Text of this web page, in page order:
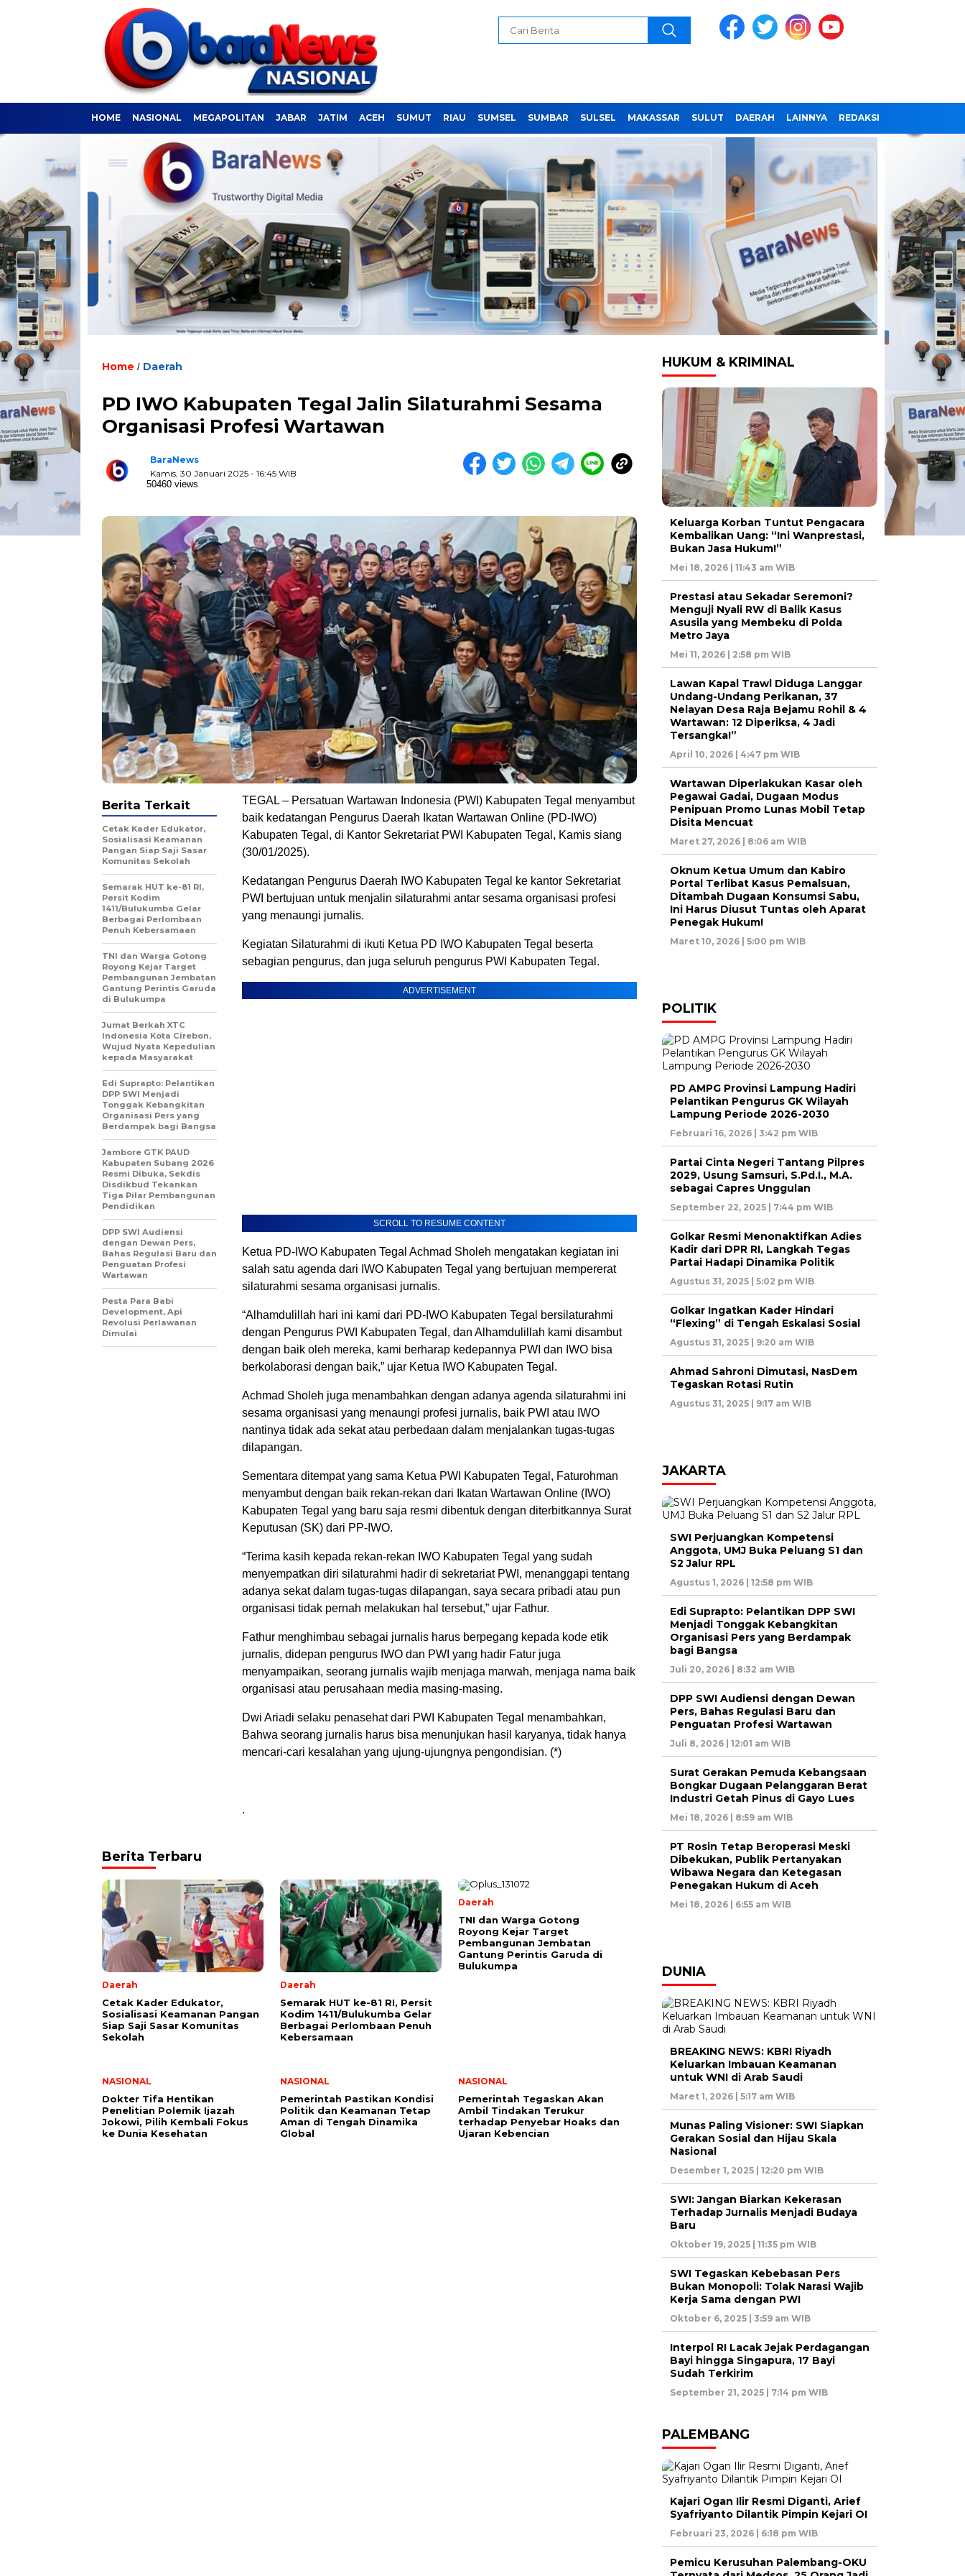
HOME NASIONAL MEGAPOLITAN JABAR JATIM ACEH SUMUT RIAU SUMSEL SUMBAR SULSEL MAKASSAR SULUT DAERAH LAINNYA REDAKSI
Home / Daerah
PD IWO Kabupaten Tegal Jalin Silaturahmi Sesama
Organisasi Profesi Wartawan
BaraNews
Kamis, 30 Januari 2025 - 16:45 WIB
50460 views
TEGAL – Persatuan Wartawan Indonesia (PWI) Kabupaten Tegal menyambut
baik kedatangan Pengurus Daerah Ikatan Wartawan Online (PD-IWO)
Kabupaten Tegal, di Kantor Sekretariat PWI Kabupaten Tegal, Kamis siang
(30/01/2025).
Kedatangan Pengurus Daerah IWO Kabupaten Tegal ke kantor Sekretariat
PWI bertujuan untuk menjalin silaturahmi antar sesama organisasi profesi
yang menaungi jurnalis.
Kegiatan Silaturahmi di ikuti Ketua PD IWO Kabupaten Tegal beserta
sebagian pengurus, dan juga seluruh pengurus PWI Kabupaten Tegal.
ADVERTISEMENT
SCROLL TO RESUME CONTENT
Ketua PD-IWO Kabupaten Tegal Achmad Sholeh mengatakan kegiatan ini
salah satu agenda dari IWO Kabupaten Tegal yang bertujuan mempererat
silaturahmi sesama organisasi jurnalis.
“Alhamdulillah hari ini kami dari PD-IWO Kabupaten Tegal bersilaturahmi
dengan Pengurus PWI Kabupaten Tegal, dan Alhamdulillah kami disambut
dengan baik oleh mereka, kami berharap kedepannya PWI dan IWO bisa
berkolaborasi dengan baik,” ujar Ketua IWO Kabupaten Tegal.
Achmad Sholeh juga menambahkan dengan adanya agenda silaturahmi ini
sesama organisasi yang menaungi profesi jurnalis, baik PWI atau IWO
nantinya tidak ada sekat atau perbedaan dalam menjalankan tugas-tugas
dilapangan.
Sementara ditempat yang sama Ketua PWI Kabupaten Tegal, Faturohman
menyambut dengan baik rekan-rekan dari Ikatan Wartawan Online (IWO)
Kabupaten Tegal yang baru saja resmi dibentuk dengan diterbitkannya Surat
Keputusan (SK) dari PP-IWO.
“Terima kasih kepada rekan-rekan IWO Kabupaten Tegal yang sudah
menyempatkan diri silaturahmi hadir di sekretariat PWI, menanggapi tentang
adanya sekat dalam tugas-tugas dilapangan, saya secara pribadi atau pun
organisasi tidak pernah melakukan hal tersebut,” ujar Fathur.
Fathur menghimbau sebagai jurnalis harus berpegang kepada kode etik
jurnalis, didepan pengurus IWO dan PWI yang hadir Fatur juga
menyampaikan, seorang jurnalis wajib menjaga marwah, menjaga nama baik
organisasi atau perusahaan media masing-masing.
Dwi Ariadi selaku penasehat dari PWI Kabupaten Tegal menambahkan,
Bahwa seorang jurnalis harus bisa menunjukan hasil karyanya, tidak hanya
mencari-cari kesalahan yang ujung-ujungnya pengondisian. (*)
.
Berita Terkait
Cetak Kader Edukator,
Sosialisasi Keamanan
Pangan Siap Saji Sasar
Komunitas Sekolah
Semarak HUT ke-81 RI,
Persit Kodim
1411/Bulukumba Gelar
Berbagai Perlombaan
Penuh Kebersamaan
TNI dan Warga Gotong
Royong Kejar Target
Pembangunan Jembatan
Gantung Perintis Garuda
di Bulukumpa
Jumat Berkah XTC
Indonesia Kota Cirebon,
Wujud Nyata Kepedulian
kepada Masyarakat
Edi Suprapto: Pelantikan
DPP SWI Menjadi
Tonggak Kebangkitan
Organisasi Pers yang
Berdampak bagi Bangsa
Jambore GTK PAUD
Kabupaten Subang 2026
Resmi Dibuka, Sekdis
Disdikbud Tekankan
Tiga Pilar Pembangunan
Pendidikan
DPP SWI Audiensi
dengan Dewan Pers,
Bahas Regulasi Baru dan
Penguatan Profesi
Wartawan
Pesta Para Babi
Development, Api
Revolusi Perlawanan
Dimulai
Berita Terbaru
Daerah
Cetak Kader Edukator,
Sosialisasi Keamanan Pangan
Siap Saji Sasar Komunitas
Sekolah
Daerah
Semarak HUT ke-81 RI, Persit
Kodim 1411/Bulukumba Gelar
Berbagai Perlombaan Penuh
Kebersamaan
Daerah
TNI dan Warga Gotong
Royong Kejar Target
Pembangunan Jembatan
Gantung Perintis Garuda di
Bulukumpa
NASIONAL
Dokter Tifa Hentikan
Penelitian Polemik Ijazah
Jokowi, Pilih Kembali Fokus
ke Dunia Kesehatan
NASIONAL
Pemerintah Pastikan Kondisi
Politik dan Keamanan Tetap
Aman di Tengah Dinamika
Global
NASIONAL
Pemerintah Tegaskan Akan
Ambil Tindakan Terukur
terhadap Penyebar Hoaks dan
Ujaran Kebencian
HUKUM & KRIMINAL
Keluarga Korban Tuntut Pengacara
Kembalikan Uang: “Ini Wanprestasi,
Bukan Jasa Hukum!”
Mei 18, 2026 | 11:43 am WIB
Prestasi atau Sekadar Seremoni?
Menguji Nyali RW di Balik Kasus
Asusila yang Membeku di Polda
Metro Jaya
Mei 11, 2026 | 2:58 pm WIB
Lawan Kapal Trawl Diduga Langgar
Undang-Undang Perikanan, 37
Nelayan Desa Raja Bejamu Rohil & 4
Wartawan: 12 Diperiksa, 4 Jadi
Tersangka!”
April 10, 2026 | 4:47 pm WIB
Wartawan Diperlakukan Kasar oleh
Pegawai Gadai, Dugaan Modus
Penipuan Promo Lunas Mobil Tetap
Disita Mencuat
Maret 27, 2026 | 8:06 am WIB
Oknum Ketua Umum dan Kabiro
Portal Terlibat Kasus Pemalsuan,
Ditambah Dugaan Konsumsi Sabu,
Ini Harus Diusut Tuntas oleh Aparat
Penegak Hukum!
Maret 10, 2026 | 5:00 pm WIB
POLITIK
PD AMPG Provinsi Lampung Hadiri
Pelantikan Pengurus GK Wilayah
Lampung Periode 2026-2030
Februari 16, 2026 | 3:42 pm WIB
Partai Cinta Negeri Tantang Pilpres
2029, Usung Samsuri, S.Pd.I., M.A.
sebagai Capres Unggulan
September 22, 2025 | 7:44 pm WIB
Golkar Resmi Menonaktifkan Adies
Kadir dari DPR RI, Langkah Tegas
Partai Hadapi Dinamika Politik
Agustus 31, 2025 | 5:02 pm WIB
Golkar Ingatkan Kader Hindari
“Flexing” di Tengah Eskalasi Sosial
Agustus 31, 2025 | 9:20 am WIB
Ahmad Sahroni Dimutasi, NasDem
Tegaskan Rotasi Rutin
Agustus 31, 2025 | 9:17 am WIB
JAKARTA
SWI Perjuangkan Kompetensi
Anggota, UMJ Buka Peluang S1 dan
S2 Jalur RPL
Agustus 1, 2026 | 12:58 pm WIB
Edi Suprapto: Pelantikan DPP SWI
Menjadi Tonggak Kebangkitan
Organisasi Pers yang Berdampak
bagi Bangsa
Juli 20, 2026 | 8:32 am WIB
DPP SWI Audiensi dengan Dewan
Pers, Bahas Regulasi Baru dan
Penguatan Profesi Wartawan
Juli 8, 2026 | 12:01 am WIB
Surat Gerakan Pemuda Kebangsaan
Bongkar Dugaan Pelanggaran Berat
Industri Getah Pinus di Gayo Lues
Mei 18, 2026 | 8:59 am WIB
PT Rosin Tetap Beroperasi Meski
Dibekukan, Publik Pertanyakan
Wibawa Negara dan Ketegasan
Penegakan Hukum di Aceh
Mei 18, 2026 | 6:55 am WIB
DUNIA
BREAKING NEWS: KBRI Riyadh
Keluarkan Imbauan Keamanan
untuk WNI di Arab Saudi
Maret 1, 2026 | 5:17 am WIB
Munas Paling Visioner: SWI Siapkan
Gerakan Sosial dan Hijau Skala
Nasional
Desember 1, 2025 | 12:20 pm WIB
SWI: Jangan Biarkan Kekerasan
Terhadap Jurnalis Menjadi Budaya
Baru
Oktober 19, 2025 | 11:35 pm WIB
SWI Tegaskan Kebebasan Pers
Bukan Monopoli: Tolak Narasi Wajib
Kerja Sama dengan PWI
Oktober 6, 2025 | 3:59 am WIB
Interpol RI Lacak Jejak Perdagangan
Bayi hingga Singapura, 17 Bayi
Sudah Terkirim
September 21, 2025 | 7:14 pm WIB
PALEMBANG
Kajari Ogan Ilir Resmi Diganti, Arief
Syafriyanto Dilantik Pimpin Kejari OI
Februari 23, 2026 | 6:18 pm WIB
Pemicu Kerusuhan Palembang-OKU